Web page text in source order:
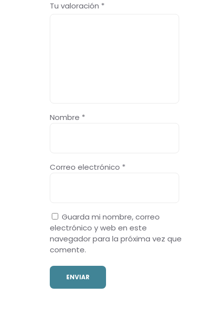
Tu valoración *
Nombre *
Correo electrónico *
Guarda mi nombre, correo
electrónico y web en este
navegador para la próxima vez que
comente.